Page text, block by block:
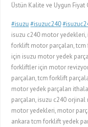
Üstün Kalite ve Uygun Fiyat
#isuzu #isuzuc240#
isuzu c240 motor
forklift motor parçaları,
için isuzu motor yedek
forkliftler için motor
parçaları, tcm forklift
motor yedek parçaları
parçaları, isuzu c240
motor yedekleri, motor
ankara tcm forklift yedek